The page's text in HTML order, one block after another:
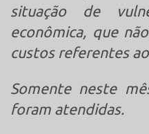
situação de
econômica, que
custos referentes
Somente neste
foram atendidas.